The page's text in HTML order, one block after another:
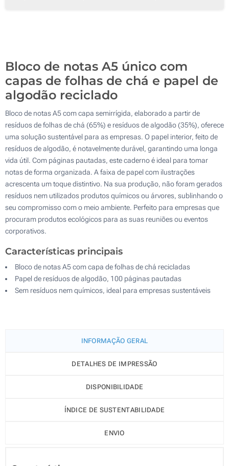
Bloco de notas A5 único com
capas de folhas de chá e papel de
algodão reciclado
Bloco de notas A5 com capa semirrígida, elaborado a partir de
resíduos de folhas de chá (65%) e resíduos de algodão (35%), oferece
uma solução sustentável para as empresas. O papel interior, feito de
resíduos de algodão, é notavelmente durável, garantindo uma longa
vida útil. Com páginas pautadas, este caderno é ideal para tomar
notas de forma organizada. A faixa de papel com ilustrações
acrescenta um toque distintivo. Na sua produção, não foram gerados
resíduos nem utilizados produtos químicos ou árvores, sublinhando o
seu compromisso com o meio ambiente. Perfeito para empresas que
procuram produtos ecológicos para as suas reuniões ou eventos
corporativos.
Características principais
Bloco de notas A5 com capa de folhas de chá recicladas
Papel de resíduos de algodão, 100 páginas pautadas
Sem resíduos nem químicos, ideal para empresas sustentáveis
INFORMAÇÃO GERAL
DETALHES DE IMPRESSÃO
DISPONIBILIDADE
ÍNDICE DE SUSTENTABILIDADE
ENVIO